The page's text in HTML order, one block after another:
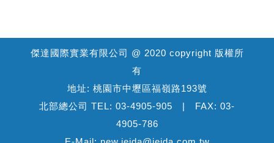
傑達國際實業有限公司 @ 2020 copyright 版權所
有
地址: 桃園市中壢區福嶺路193號
北部總公司 TEL: 03-4905-905 | FAX: 03-
4905-786